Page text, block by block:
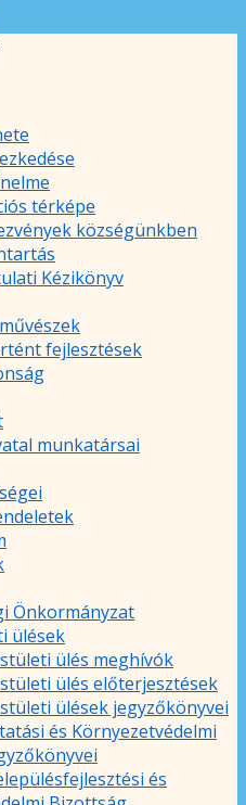
térképe
községünkben
Kézikönyv
fejlesztések
munkatársai
Önkormányzat
ülések
ülés meghívók
ülés előterjesztések
ülések jegyzőkönyvei
és Környezetvédelmi
és